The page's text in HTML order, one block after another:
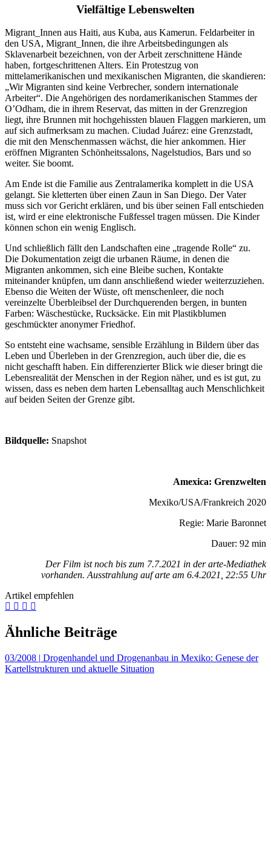
Vielfältige Lebenswelten
Migrant_Innen aus Haiti, aus Kuba, aus Kamerun. Feldarbeiter in
den USA, Migrant_Innen, die ihre Arbeitsbedingungen als
Sklavenarbeit bezeichnen, von der Arbeit zerschnittene Hände
haben, fortgeschrittenen Alters. Ein Protestzug von
mittelamerikanischen und mexikanischen Migranten, die skandieren:
„Wir Migranten sind keine Verbrecher, sondern internationale
Arbeiter“. Die Angehörigen des nordamerikanischen Stammes der
O’Odham, die in ihrem Reservat, das mitten in der Grenzregion
liegt, ihre Brunnen mit hochgehissten blauen Flaggen markieren, um
auf sich aufmerksam zu machen. Ciudad Juárez: eine Grenzstadt,
die mit den Menschenmassen wächst, die hier ankommen. Hier
eröffnen Migranten Schönheitssalons, Nagelstudios, Bars und so
weiter. Sie boomt.
Am Ende ist die Familie aus Zentralamerika komplett in die USA
gelangt. Sie kletterten über einen Zaun in San Diego. Der Vater
muss sich vor Gericht erklären, und bis über seinen Fall entschieden
ist, wird er eine elektronische Fußfessel tragen müssen. Die Kinder
können schon ein wenig Englisch.
Und schließlich fällt den Landschaften eine „tragende Rolle“ zu.
Die Dokumentation zeigt die urbanen Räume, in denen die
Migranten ankommen, sich eine Bleibe suchen, Kontakte
miteinander knüpfen, um dann anschließend wieder weiterzuziehen.
Ebenso die Weiten der Wüste, oft menschenleer, die noch
vereinzelte Überbleibsel der Durchquerenden bergen, in bunten
Farben: Wäschestücke, Rucksäcke. Ein mit Plastikblumen
geschmückter anonymer Friedhof.
So entsteht eine wachsame, sensible Erzählung in Bildern über das
Leben und Überleben in der Grenzregion, auch über die, die es
nicht geschafft haben. Ein differenzierter Blick wie dieser bringt die
Lebensrealität der Menschen in der Region näher, und es ist gut, zu
wissen, dass es neben dem harten Lebensalltag auch Menschlichkeit
auf beiden Seiten der Grenze gibt.
Bildquelle: Snapshot
Amexica: Grenzwelten
Mexiko/USA/Frankreich 2020
Regie: Marie Baronnet
Dauer: 92 min
Der Film ist noch bis zum 7.7.2021 in der arte-Mediathek
vorhanden. Ausstrahlung auf arte am 6.4.2021, 22:55 Uhr
Artikel empfehlen
Ähnliche Beiträge
03/2008 | Drogenhandel und Drogenanbau in Mexiko: Genese der
Kartellstrukturen und aktuelle Situation